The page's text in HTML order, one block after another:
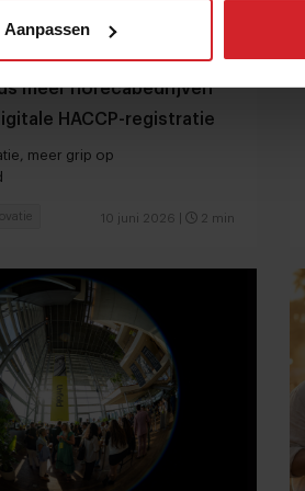
Aanpassen
meer horecabedrijven
HACCP-registratie
meer grip op
10 juni 2026 2 min